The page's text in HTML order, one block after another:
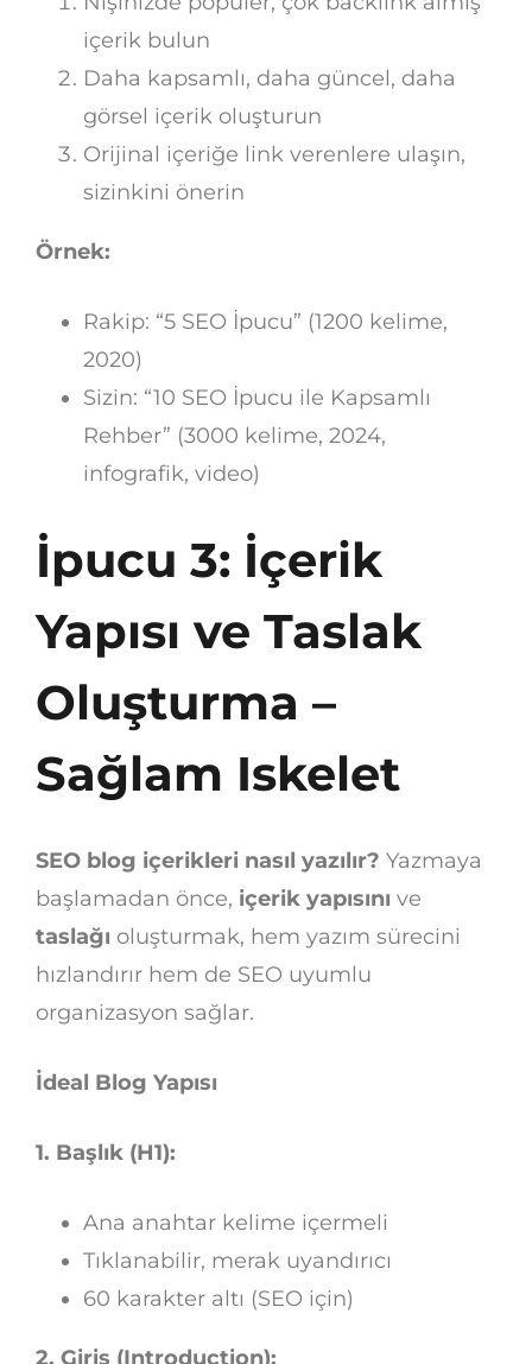
içerik bulun
Daha kapsamlı, daha güncel, daha
görsel içerik oluşturun
Orijinal içeriğe link verenlere ulaşın,
sizinkini önerin
Örnek:
Rakip: “5 SEO İpucu” (1200 kelime,
2020)
Sizin: “10 SEO İpucu ile Kapsamlı
Rehber” (3000 kelime, 2024,
infografik, video)
İpucu 3: İçerik
Yapısı ve Taslak
Oluşturma –
Sağlam Iskelet
SEO blog içerikleri nasıl yazılır? Yazmaya
başlamadan önce, içerik yapısını ve
taslağı oluşturmak, hem yazım sürecini
hızlandırır hem de SEO uyumlu
organizasyon sağlar.
İdeal Blog Yapısı
1. Başlık (H1):
Ana anahtar kelime içermeli
Tıklanabilir, merak uyandırıcı
60 karakter altı (SEO için)
2. Giriş (Introduction):